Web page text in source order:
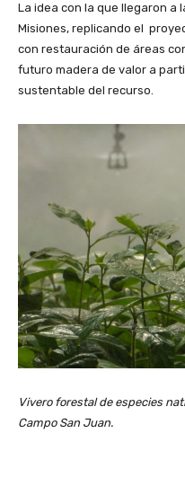
La idea con la que llegaron a
Misiones, replicando el
con restauración de áreas
futuro madera de valor a
sustentable del recurso.
Vivero forestal de especies
Campo San Juan.